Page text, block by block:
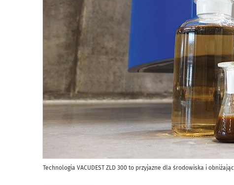
Technologia VACUDEST ZLD 300 to przyjazne dla środowiska i